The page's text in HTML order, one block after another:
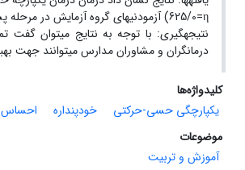
625/0=η) آزمودنی‏های گروه آزمایش در مرحله پس‏آزمون اثربخش بوده است (05/0>P).
نتیجه‏گیری: با توجه به نتایج می‏توان گفت
درمانگران و مشاوران مدارس می‏توانند جهت
کلیدواژه‌ها
یکپارچگی حسی-حرکتی
خودپنداره احساس
موضوعات
آموزش و تربیت